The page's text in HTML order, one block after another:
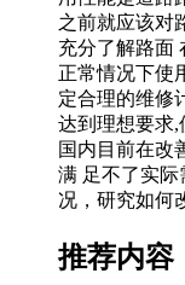
之前就应该对
充分了解路面
正常情况下使
定合理的维修
达到理想要求
国内目前在改
满 足不了实际
况，研究如何
推荐内容